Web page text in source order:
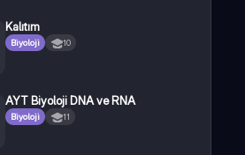
Kalıtım
Biyoloji 10
AYT Biyoloji DNA ve RNA
Biyoloji 11